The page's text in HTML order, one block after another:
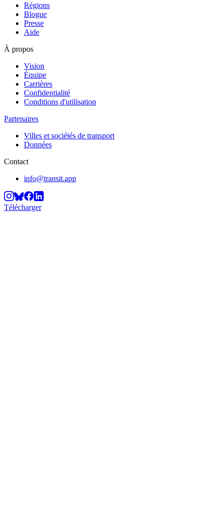
Régions
Blogue
Presse
Aide
À propos
Vision
Équipe
Carrières
Confidentialité
Conditions d'utilisation
Partenaires
Villes et sociétés de transport
Données
Contact
info@transit.app
Télécharger